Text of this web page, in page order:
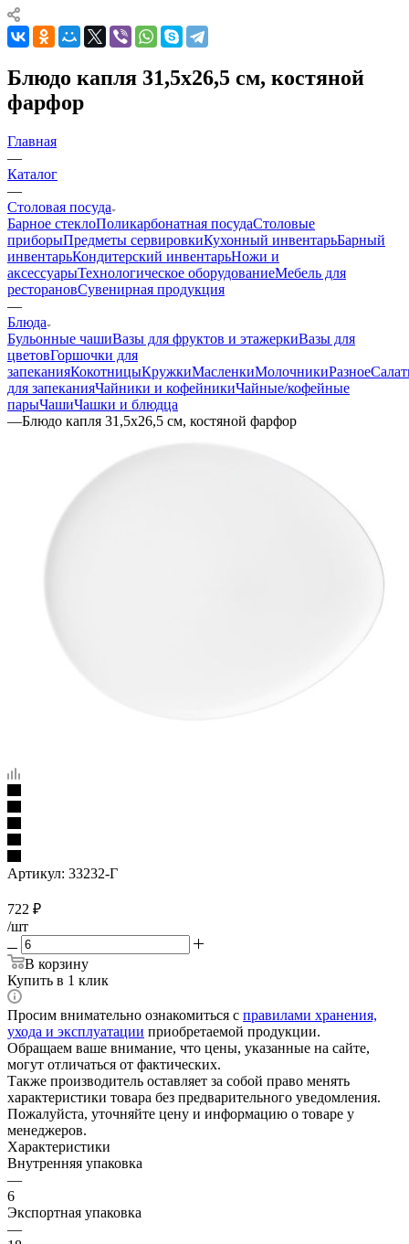
Блюдо капля 31,5х26,5 см, костяной
фарфор
Главная
—
Каталог
—
Столовая посуда
Барное стеклоПоликарбонатная посудаСтоловые
приборыПредметы сервировкиКухонный инвентарьБарный
инвентарьКондитерский инвентарьНожи и
аксессуарыТехнологическое оборудованиеМебель для
ресторановСувенирная продукция
—
Блюда
Бульонные чашиВазы для фруктов и этажеркиВазы для
цветовГоршочки для
запеканияКокотницыКружкиМасленкиМолочникиРазное
для запеканияЧайники и кофейникиЧайные/кофейные
парыЧашиЧашки и блюдца
—Блюдо капля 31,5х26,5 см, костяной фарфор
Артикул: 33232-Г
722 ₽
/шт
В корзину
Купить в 1 клик
Просим внимательно ознакомиться с правилами хранения,
ухода и эксплуатации приобретаемой продукции.
Обращаем ваше внимание, что цены, указанные на сайте,
могут отличаться от фактических.
Также производитель оставляет за собой право менять
характеристики товара без предварительного уведомления.
Пожалуйста, уточняйте цену и информацию о товаре у
менеджеров.
Характеристики
Внутренняя упаковка
—
6
Экспортная упаковка
—